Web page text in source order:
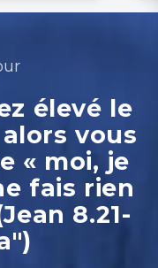
élevé le
vous
« moi, je
fais rien
8.21-